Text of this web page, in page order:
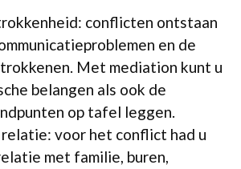
conflicten ontstaan
en de
Met mediation kunt u
belangen als ook de
op tafel leggen.
relatie: voor het conflict had u
met familie, buren,